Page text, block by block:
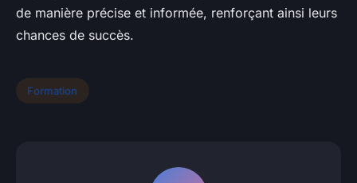
de manière précise et informée, renforçant ainsi leurs
chances de succès.
Formation